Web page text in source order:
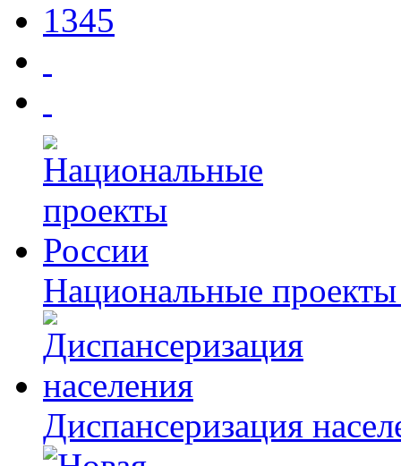
1345
Национальные
Диспансеризация